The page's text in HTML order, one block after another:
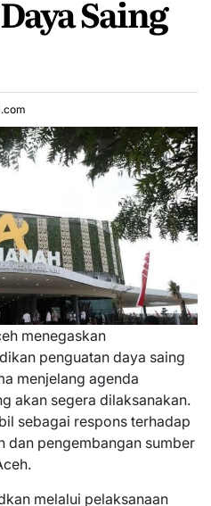
Saing
menegaskan
penguatan daya saing
menjelang agenda
akan segera dilaksanakan.
sebagai respons terhadap
dan pengembangan sumber
melalui pelaksanaan